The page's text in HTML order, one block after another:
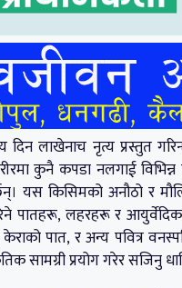
दिन लाखेनाच नृत्य प्रस्तुत
कुनै कपडा नलगाई
यस किसिमको अनौठो र
पातहरू, लहरहरू र
पात, र अन्य पवित्र
सामग्री प्रयोग गरेर सजिनु